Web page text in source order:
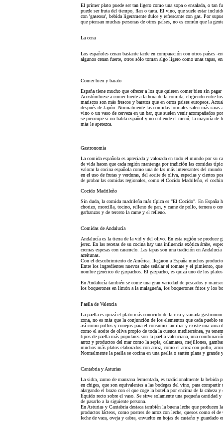
El primer plato puede ser tan ligero como una sopa o ensalada, o tan
puede ser fruta del tiempo, flan o tarta. El vino, que suele estar
con 'gaseosa', bebida ligeramente dulce y refrescante con gas. Por
que piensan muchas personas de otros países, no es común que la
La cena
Los españoles cenan bastante tarde en comparación con otros países
algunos cenan fuerte, otros sólo toman algo ligero como unas tapas,
Comer bien y barato
España tiene mucho que ofrecer a los que quieren comer bien sin
Acostúmbrese a comer fuerte a la hora de la comida, eligiendo entre
mariscos son más frescos y baratos que en otros países europeos.
después de Japón. Normalmente las comidas formales salen más
vino o un vaso de cerveza en un bar, que suelen venir acompañados
se preocupe si no habla español y no entiende el menú, la mayoría de
más le apetezca.
Gastronomía
La comida española es apreciada y valorada en todo el mundo por
de vida hacen que cada región mantenga por tradición las comidas
valorar la cocina española como una de las más interesantes del
en el uso de frutas y verduras, del aceite de oliva, especias y ciertos
de probar las comidas regionales, como el Cocido Madrileño, el
Cocido Madrileño
Sin duda, la comida madrileña más típica es "El Cocido". En España
chorizo, morcilla, tocino, relleno de pan, y carne de pollo, ternera o
garbanzos y de tercero la carne y el relleno.
Comidas de Andalucía
Andalucía es la tierra de la vid y del olivo. En esta región se produce
jerez. En las recetas de su cocina hay una influencia exótica árabe,
cremas espesas con caramelo. Las tapas son una tradición en
aceitunas.
Con el descubrimiento de América, llegaron a España muchos
Entre los ingredientes nuevos cabe señalar el tomate y el pimiento,
nombre genérico de gazpachos. El gazpacho, es quizá uno de los
En Andalucía también se come una gran variedad de pescados y
los boquerones en limón a la malagueña, los boquerones fritos y los
Paella de Valencia
La paella es quizá el plato más conocido de la rica y variada
zona, no es más que la conjunción de los elementos que cada pueblo
así como pollos y conejos para el consumo familiar y existe una zona
como el aceite de oliva propio de toda la cuenca mediterránea, ya
tipos de paella más populares son la paella valenciana, una
arroz y productos del mar como la sepia, calamares, mejillones,
muchos más platos elaborados con arroz, como el arroz con pollo,
Normalmente la paella se cocina en una paella o sartén plana y
Cantabria y Asturias
La sidra, zumo de manzana fermentada, es tradicionalmente la
en chiges, que son equivalentes a las bodegas del vino, para
alargando el brazo con el que coge la botella por encima de la cabeza
líquido recto sobre el vaso. Se sirve solamente una pequeña cantidad
de pasarlo a la siguiente persona.
En Asturias y Cantabria destaca también la buena leche que producen
productos lácteos, como postres de arroz con leche, quesos como el
leche de vaca, oveja y cabra, envuelto en hojas de castaño y guardado